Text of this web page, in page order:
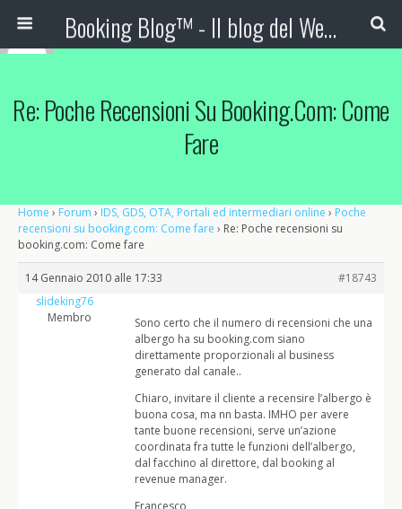
Booking Blog™ - Il blog del Web Marketing Turistico
Re: Poche Recensioni Su Booking.com: Come
Fare
Home › Forum › IDS, GDS, OTA, Portali ed intermediari online › Poche
recensioni su booking.com: Come fare › Re: Poche recensioni su
booking.com: Come fare
14 Gennaio 2010 alle 17:33
#18743
slideking76
Membro
Sono certo che il numero di recensioni che una
albergo ha su booking.com siano
direttamente proporzionali al business
generato dal canale..
Chiaro, invitare il cliente a recensire l’albergo è
buona cosa, ma nn basta. IMHO per avere
tante buone recensioni, serve un’azione
coordinata fra tutte le funzioni dell’albergo,
dal facchino al direttore, dal booking al
revenue manager.
Francesco